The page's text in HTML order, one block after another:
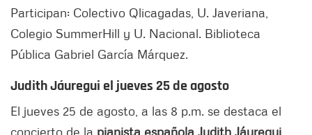
Participan: Colectivo Qlicagadas, U. Javeriana,
Colegio SummerHill y U. Nacional. Biblioteca
Pública Gabriel García Márquez.
Judith Jáuregui el jueves 25 de agosto
El jueves 25 de agosto, a las 8 p.m. se destaca el
concierto de la pianista española Judith Jáuregui,